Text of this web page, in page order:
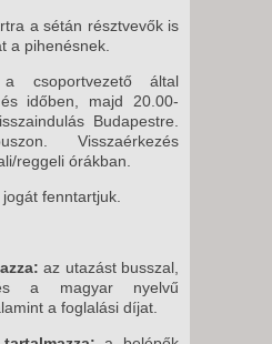
a sétán résztvevők is
a pihenésnek.
csoportvezető által
időben, majd 20.00-
Budapestre.
Visszaérkezés
reggeli órákban.
fenntartjuk.
az utazást busszal,
a magyar nyelvű
a foglalási díjat.